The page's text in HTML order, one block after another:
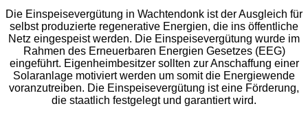
Die Einspeisevergütung in Wachtendonk ist der Ausgleich für
selbst produzierte regenerative Energien, die ins öffentliche
Netz eingespeist werden. Die Einspeisevergütung wurde im
Rahmen des Erneuerbaren Energien Gesetzes (EEG)
eingeführt. Eigenheimbesitzer sollten zur Anschaffung einer
Solaranlage motiviert werden um somit die Energiewende
voranzutreiben. Die Einspeisevergütung ist eine Förderung,
die staatlich festgelegt und garantiert wird.